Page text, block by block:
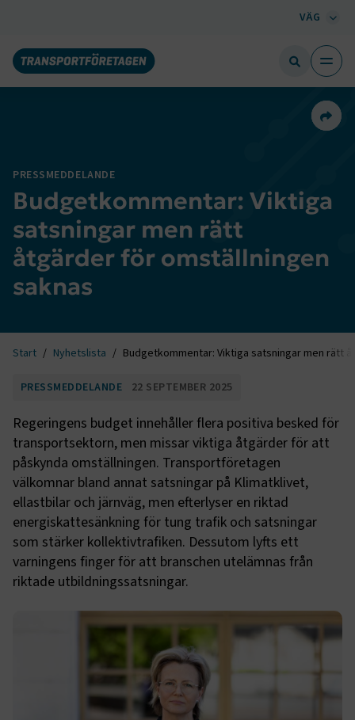
VÄG
PRESSMEDDELANDE
Budgetkommentar: Viktiga
satsningar men rätt
åtgärder för omställningen
saknas
Start Nyhetslista Budgetkommentar: Viktiga satsningar men rätt
Dela
PRESSMEDDELANDE 22 SEPTEMBER 2025
Regeringens budget innehåller flera positiva besked för
transportsektorn, men missar viktiga åtgärder för att
påskynda omställningen. Transportföretagen
välkomnar bland annat satsningar på Klimatklivet,
ellastbilar och järnväg, men efterlyser en riktad
energiskattesänkning för tung trafik och satsningar
som stärker kollektivtrafiken. Dessutom lyfts ett
varningens finger för att branschen utelämnas från
riktade utbildningssatsningar.